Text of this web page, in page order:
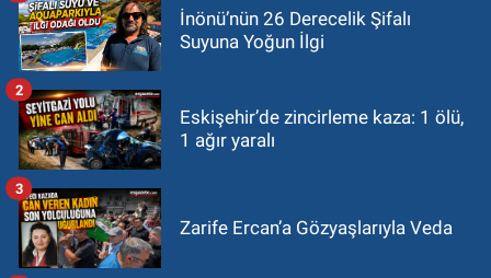
İnönü’nün 26 Derecelik Şifalı
Suyuna Yoğun İlgi
Eskişehir’de zincirleme kaza: 1 ölü,
1 ağır yaralı
2
Zarife Ercan’a Gözyaşlarıyla Veda
3